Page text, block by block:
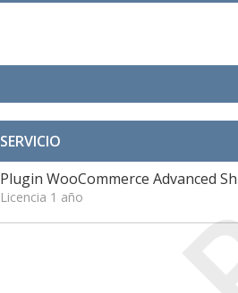
SERVICIO
Plugin WooCommerce Advanced
Licencia 1 año